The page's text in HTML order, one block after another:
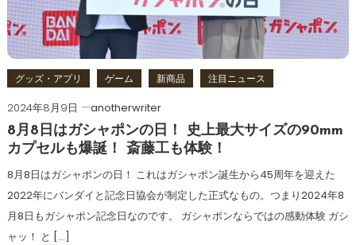
グッズ・アプリ ゲーム 新商品 注目ニュース
2024年8月9日
anotherwriter
8月8日はガシャポンの日！ 史上最大サイズの90mm
カプセルも爆誕！ 斎藤工も体験！
8月8日はガシャポンの日！ これはガシャポン誕生から45周年を迎えた
2022年にバンダイと記念日協会が制定した正式なもの。つまり2024年8
月8日もガシャポン記念日なのです。 ガシャポンならではの感動体験 ガシ
ャッ！ と […]